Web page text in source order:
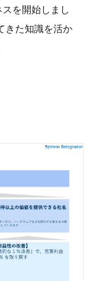
を開始しまし
きた知識を活か